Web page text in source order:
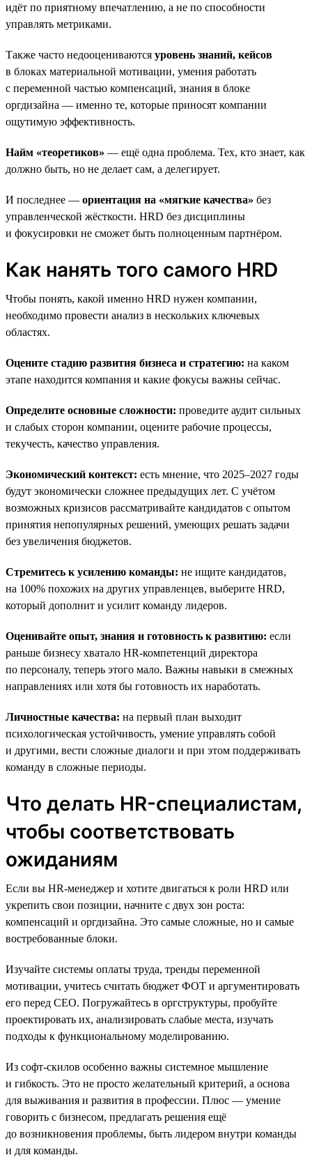
идёт по приятному впечатлению, а не по способности
управлять метриками.
Также часто недооцениваются уровень знаний, кейсов
в блоках материальной мотивации, умения работать
с переменной частью компенсаций, знания в блоке
оргдизайна — именно те, которые приносят компании
ощутимую эффективность.
Найм «теоретиков» — ещё одна проблема. Тех, кто знает, как
должно быть, но не делает сам, а делегирует.
И последнее — ориентация на «мягкие качества» без
управленческой жёсткости. HRD без дисциплины
и фокусировки не сможет быть полноценным партнёром.
Как нанять того самого HRD
Чтобы понять, какой именно HRD нужен компании,
необходимо провести анализ в нескольких ключевых
областях.
Оцените стадию развития бизнеса и стратегию: на каком
этапе находится компания и какие фокусы важны сейчас.
Определите основные сложности: проведите аудит сильных
и слабых сторон компании, оцените рабочие процессы,
текучесть, качество управления.
Экономический контекст: есть мнение, что 2025–2027 годы
будут экономически сложнее предыдущих лет. С учётом
возможных кризисов рассматривайте кандидатов с опытом
принятия непопулярных решений, умеющих решать задачи
без увеличения бюджетов.
Стремитесь к усилению команды: не ищите кандидатов,
на 100% похожих на других управленцев, выберите HRD,
который дополнит и усилит команду лидеров.
Оценивайте опыт, знания и готовность к развитию: если
раньше бизнесу хватало HR-компетенций директора
по персоналу, теперь этого мало. Важны навыки в смежных
направлениях или хотя бы готовность их наработать.
Личностные качества: на первый план выходит
психологическая устойчивость, умение управлять собой
и другими, вести сложные диалоги и при этом поддерживать
команду в сложные периоды.
Что делать HR-специалистам,
чтобы соответствовать
ожиданиям
Если вы HR-менеджер и хотите двигаться к роли HRD или
укрепить свои позиции, начните с двух зон роста:
компенсаций и оргдизайна. Это самые сложные, но и самые
востребованные блоки.
Изучайте системы оплаты труда, тренды переменной
мотивации, учитесь считать бюджет ФОТ и аргументировать
его перед СЕО. Погружайтесь в оргструктуры, пробуйте
проектировать их, анализировать слабые места, изучать
подходы к функциональному моделированию.
Из софт-скилов особенно важны системное мышление
и гибкость. Это не просто желательный критерий, а основа
для выживания и развития в профессии. Плюс — умение
говорить с бизнесом, предлагать решения ещё
до возникновения проблемы, быть лидером внутри команды
и для команды.